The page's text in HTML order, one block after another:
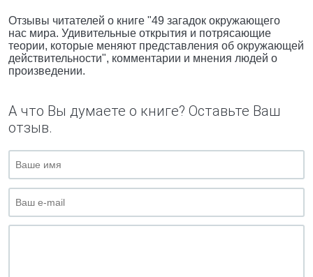
Отзывы читателей о книге "49 загадок окружающего
нас мира. Удивительные открытия и потрясающие
теории, которые меняют представления об окружающей
действительности", комментарии и мнения людей о
произведении.
А что Вы думаете о книге? Оставьте Ваш
отзыв.